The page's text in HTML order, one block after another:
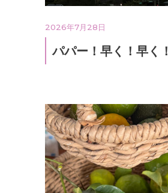
2026年7月28日
パパー！早く！早く！